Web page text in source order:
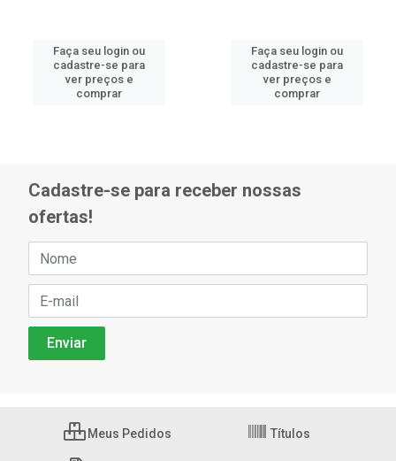
Faça seu login ou
cadastre-se para
ver preços e
comprar
Faça seu login ou
cadastre-se para
ver preços e
comprar
Cadastre-se para receber nossas
ofertas!
Meus Pedidos Títulos